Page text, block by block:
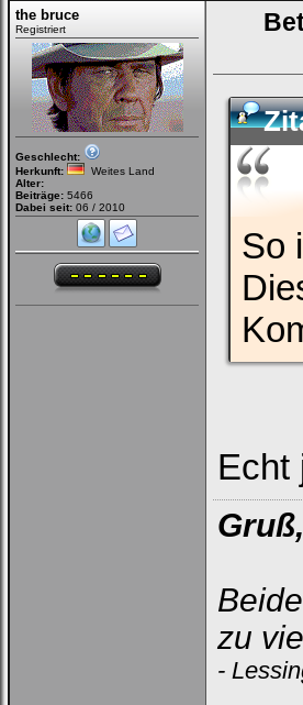
the bruce
Registriert
Geschlecht:
Herkunft:
Weites Land
Alter:
Beiträge: 5466
Dabei seit: 06 / 2010
So
Echt
zu
-